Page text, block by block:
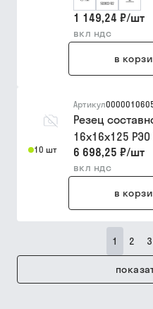
1 149,24 ₽/шт
вкл ндс
в
10 шт
Артикул
Резец
16х16х125 РЭО
6 698,25 ₽/шт
вкл ндс
в
1 2 3